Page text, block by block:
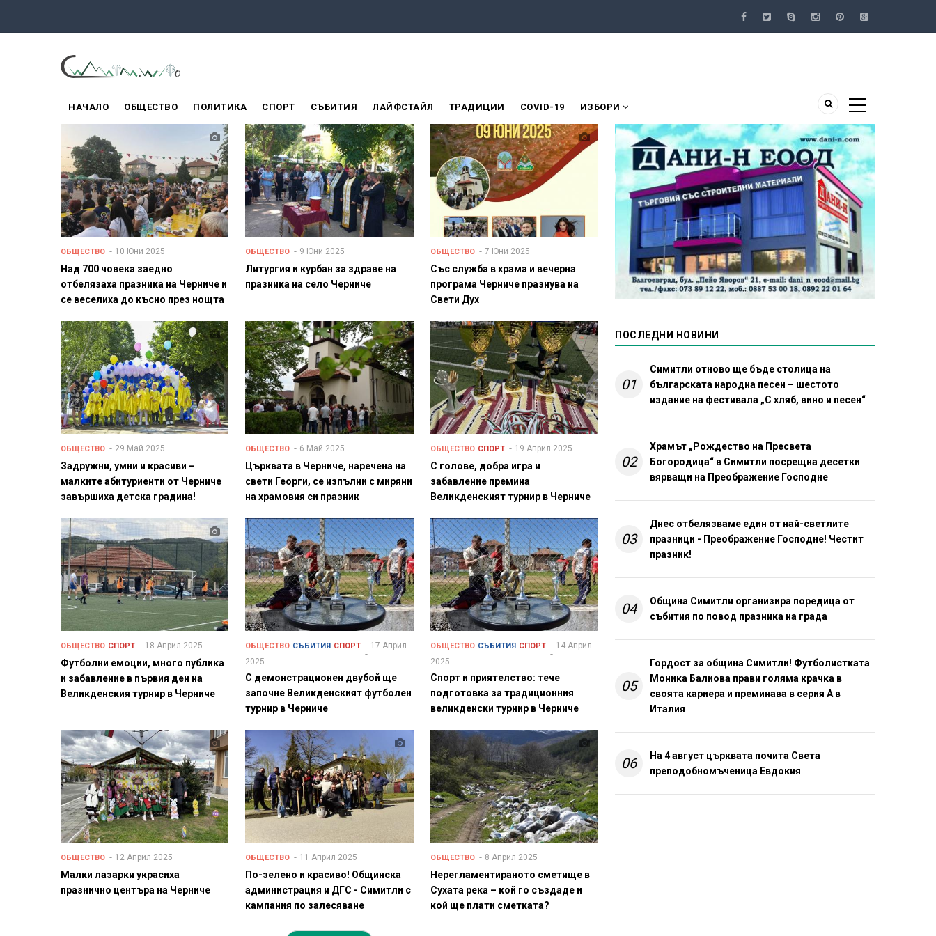
МЕНЮ
НАЧАЛО ОБЩЕСТВО ПОЛИТИКА СПОРТ СЪБИТИЯ ЛАЙФСТАЙЛ ТРАДИЦИИ COVID-19 ИЗБОРИ
ОБЩЕСТВО 10 Юни 2025
Над 700 човека заедно
отбелязаха празника на Черниче и
се веселиха до късно през нощта
ОБЩЕСТВО 9 Юни 2025
Литургия и курбан за здраве на
празника на село Черниче
ОБЩЕСТВО 7 Юни 2025
Със служба в храма и вечерна
програма Черниче празнува на
Свети Дух
ОБЩЕСТВО 29 Май 2025
Задружни, умни и красиви –
малките абитуриенти от Черниче
завършиха детска градина!
ОБЩЕСТВО 6 Май 2025
Църквата в Черниче, наречена на
свети Георги, се изпълни с миряни
на храмовия си празник
ОБЩЕСТВО СПОРТ 19 Април 2025
С голове, добра игра и
забавление премина
Великденският турнир в Черниче
ОБЩЕСТВО СПОРТ 18 Април 2025
Футболни емоции, много публика
и забавление в първия ден на
Великденския турнир в Черниче
ОБЩЕСТВО СЪБИТИЯ СПОРТ
17 Април
2025
С демонстрационен двубой ще
започне Великденският футболен
турнир в Черниче
ОБЩЕСТВО СЪБИТИЯ СПОРТ
14 Април
2025
Спорт и приятелство: тече
подготовка за традиционния
великденски турнир в Черниче
ОБЩЕСТВО 12 Април 2025
Малки лазарки украсиха
празнично центъра на Черниче
ОБЩЕСТВО 11 Април 2025
По-зелено и красиво! Общинска
администрация и ДГС - Симитли с
кампания по залесяване
ОБЩЕСТВО 8 Април 2025
Нерегламентираното сметище в
Сухата река – кой го създаде и
кой ще плати сметката?
ПОСЛЕДНИ НОВИНИ
01
Симитли отново ще бъде столица на
българската народна песен – шестото
издание на фестивала „С хляб, вино и песен“
02
Храмът „Рождество на Пресвета
Богородица“ в Симитли посрещна десетки
вярващи на Преображение Господне
03
Днес отбелязваме един от най-светлите
празници - Преображение Господне! Честит
празник!
04
Община Симитли организира поредица от
събития по повод празника на града
05
Гордост за община Симитли! Футболистката
Моника Балиова прави голяма крачка в
своята кариера и преминава в серия А в
Италия
06
На 4 август църквата почита Света
преподобномъченица Евдокия